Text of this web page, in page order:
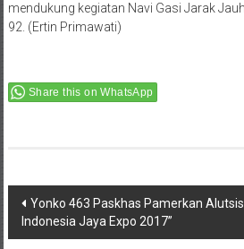
mendukung kegiatan Navi Gasi Jarak
92. (Ertin Primawati)
Share this on WhatsApp
Post
navigation
Yonko 463 Paskhas Pamerkan
Indonesia Jaya Expo 2017”